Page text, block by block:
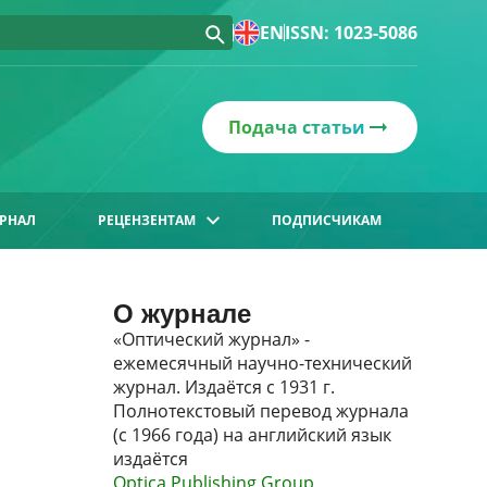
ENISSN: 1023-5086
Подача статьи
РЕЦЕНЗЕНТАМ ПОДПИСЧИКАМ
О журнале
«Оптический журнал» -
ежемесячный научно-технический
журнал. Издаётся с 1931 г.
Полнотекстовый перевод журнала
(с 1966 года) на английский язык
издаётся